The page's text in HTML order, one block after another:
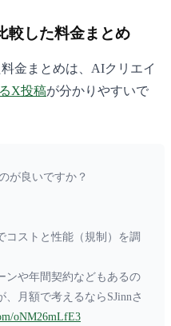
較した料金まとめ
料金まとめは、AIクリエイ
X投稿が分かりやすいで
が良いですか？
コストと性能（規制）を調
ンや年間契約などもあるの
月額で考えるならSJinnさ
oNM26mLfE3